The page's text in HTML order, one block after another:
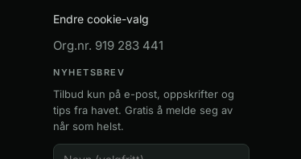
Endre cookie-valg
Org.nr. 919 283 441
NYHETSBREV
Tilbud kun på e-post, oppskrifter og
tips fra havet. Gratis å melde seg av
når som helst.